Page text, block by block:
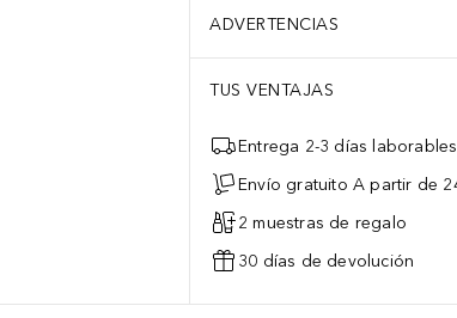
ADVERTENCIAS
TUS VENTAJAS
Entrega 2-3 días laborables
Envío gratuito A partir de
2 muestras de regalo
30 días de devolución